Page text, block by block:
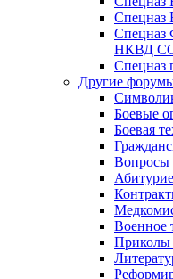
НКВД
Спецназ
Другие
Боевые
Боевая
Вопросы
Военное
Приколы